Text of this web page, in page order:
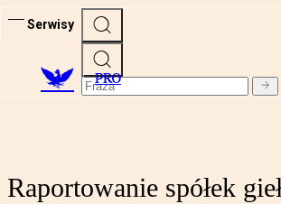
Serwisy
PRO
Raportowanie spółek